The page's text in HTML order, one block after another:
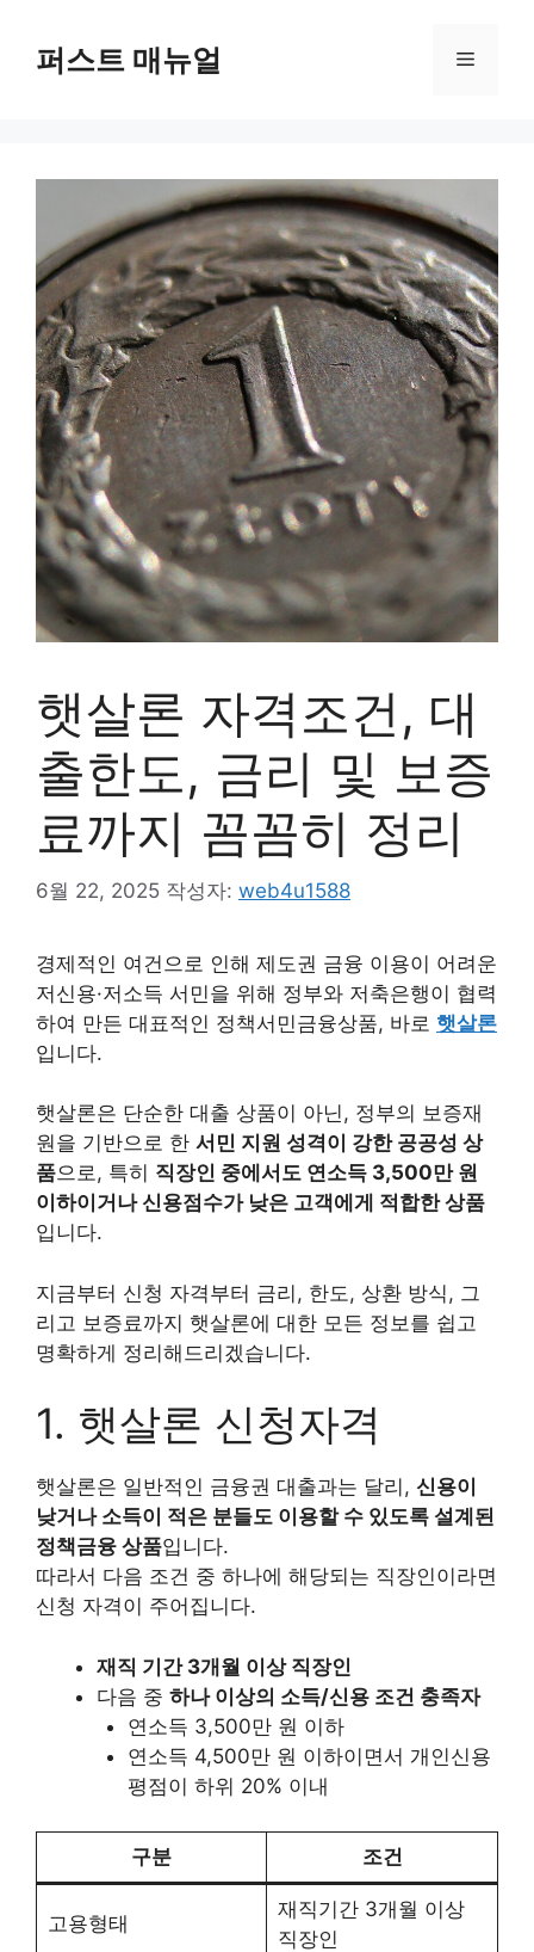
퍼스트 매뉴얼 메
햇살론 자격조건, 대
출한도, 금리 및 보증
료까지 꼼꼼히 정리
6월 22, 2025 작성자: web4u1588
경제적인 여건으로 인해 제도권 금융 이용이 어려운
저신용·저소득 서민을 위해 정부와 저축은행이 협력
하여 만든 대표적인 정책서민금융상품, 바로 햇살론
입니다.
햇살론은 단순한 대출 상품이 아닌, 정부의 보증재
원을 기반으로 한 서민 지원 성격이 강한 공공성 상
품으로, 특히 직장인 중에서도 연소득 3,500만 원
이하이거나 신용점수가 낮은 고객에게 적합한 상품
입니다.
지금부터 신청 자격부터 금리, 한도, 상환 방식, 그
리고 보증료까지 햇살론에 대한 모든 정보를 쉽고
명확하게 정리해드리겠습니다.
1. 햇살론 신청자격
햇살론은 일반적인 금융권 대출과는 달리, 신용이
낮거나 소득이 적은 분들도 이용할 수 있도록 설계된
정책금융 상품입니다.
따라서 다음 조건 중 하나에 해당되는 직장인이라면
신청 자격이 주어집니다.
재직 기간 3개월 이상 직장인
다음 중 하나 이상의 소득/신용 조건 충족자
연소득 3,500만 원 이하
연소득 4,500만 원 이하이면서 개인신용
평점이 하위 20% 이내
구분 조건
고용형태
재직기간 3개월 이상
직장인